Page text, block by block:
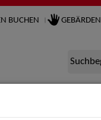
BUCHEN